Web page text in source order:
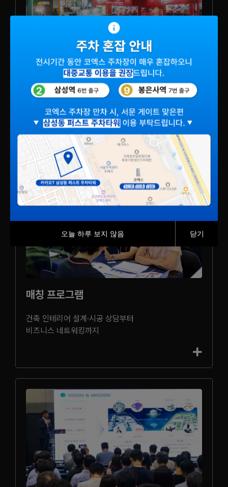
특별기획
건설·건축·인테리어 산업의 최신 기술과
트렌드에 입각한 큐레이션
매칭 프로그램
건축 인테리어 설계·시공 상담부터
비즈니스 네트워킹까지
오늘 하루 보지 않음 닫기